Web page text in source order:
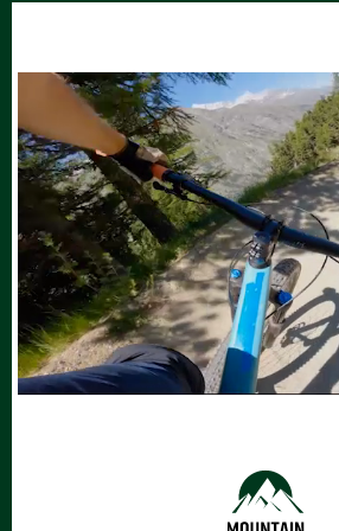
Du Mountainbike-
Du 18 Jahre oder älter bist
Du dich auf Singletrails
dich verbessern willst
Du noch mehr Spass am
haben möchtest
LEVEL 2
Kursinhalt
Grundposition & Trailposition
kontrolliertes Bremsen
Passagen möglich. Nach
LEVEL 2
Ideal für Biker, die Trails lieben,
Wurzelwegen und kleinen Stufen
abschrecken lassen und auch
Schiebepassage in Kauf nehmen.
Kondition